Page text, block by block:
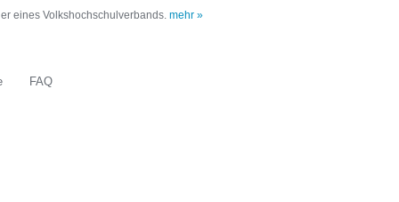
eines Volkshochschulverbands. mehr »
FAQ